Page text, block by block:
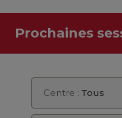
Prochaines
Centre : Tous